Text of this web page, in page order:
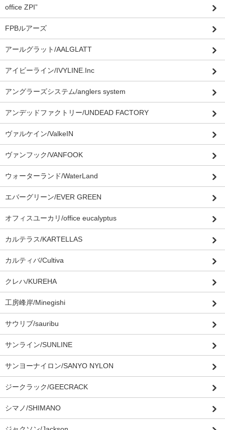
office ZPI”
FPBルアーズ
アールグラット/AALGLATT
アイビーライン/IVYLINE.Inc
アングラーズシステム/anglers system
アンデッドファクトリー/UNDEAD FACTORY
ヴァルケイン/ValkeIN
ヴァンフック/VANFOOK
ウォーターランド/WaterLand
エバーグリーン/EVER GREEN
オフィスユーカリ/office eucalyptus
カルテラス/KARTELLAS
カルティバ/Cultiva
クレハ/KUREHA
工房峰岸/Minegishi
サウリブ/sauribu
サンライン/SUNLINE
サンヨーナイロン/SANYO NYLON
ジークラック/GEECRACK
シマノ/SHIMANO